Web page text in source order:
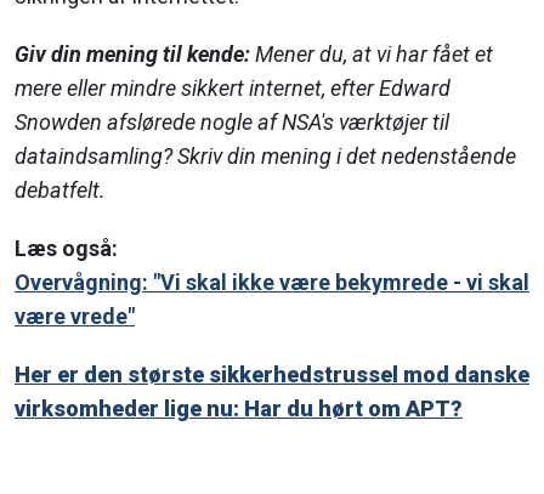
Giv din mening til kende:Mener du, at vi har fået et
mere eller mindre sikkert internet, efter Edward
Snowden afslørede nogle af NSA's værktøjer til
dataindsamling? Skriv din mening i det nedenstående
debatfelt.
Læs også:
Overvågning: "Vi skal ikke være bekymrede - vi skal
være vrede"
Her er den største sikkerhedstrussel mod danske
virksomheder lige nu: Har du hørt om APT?